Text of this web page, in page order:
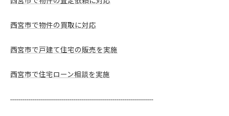
西宮市で物件の買取に対応
西宮市で戸建て住宅の販売を実施
西宮市で住宅ローン相談を実施
----------------------------------------------------------------------